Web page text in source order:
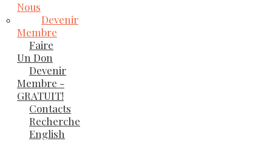
Nous
Devenir
Membre
Faire
Un Don
Devenir
Membre -
GRATUIT!
Contacts
Recherche
English